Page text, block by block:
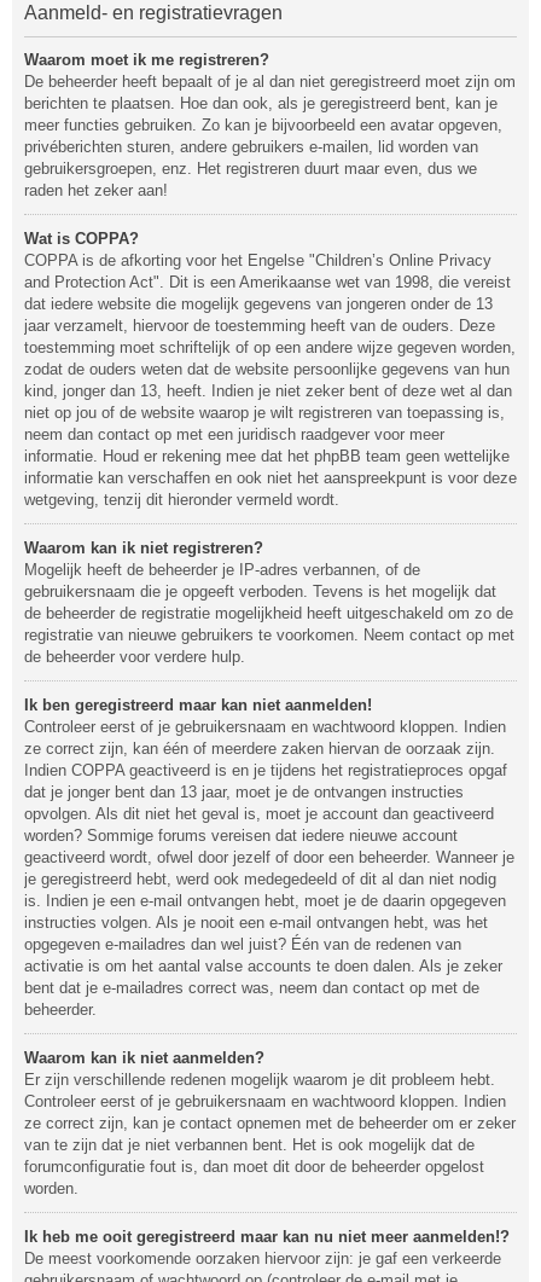
Aanmeld- en registratievragen
Waarom moet ik me registreren?
De beheerder heeft bepaalt of je al dan niet geregistreerd moet zijn om
berichten te plaatsen. Hoe dan ook, als je geregistreerd bent, kan je
meer functies gebruiken. Zo kan je bijvoorbeeld een avatar opgeven,
privéberichten sturen, andere gebruikers e-mailen, lid worden van
gebruikersgroepen, enz. Het registreren duurt maar even, dus we
raden het zeker aan!
Wat is COPPA?
COPPA is de afkorting voor het Engelse "Children’s Online Privacy
and Protection Act". Dit is een Amerikaanse wet van 1998, die vereist
dat iedere website die mogelijk gegevens van jongeren onder de 13
jaar verzamelt, hiervoor de toestemming heeft van de ouders. Deze
toestemming moet schriftelijk of op een andere wijze gegeven worden,
zodat de ouders weten dat de website persoonlijke gegevens van hun
kind, jonger dan 13, heeft. Indien je niet zeker bent of deze wet al dan
niet op jou of de website waarop je wilt registreren van toepassing is,
neem dan contact op met een juridisch raadgever voor meer
informatie. Houd er rekening mee dat het phpBB team geen wettelijke
informatie kan verschaffen en ook niet het aanspreekpunt is voor deze
wetgeving, tenzij dit hieronder vermeld wordt.
Waarom kan ik niet registreren?
Mogelijk heeft de beheerder je IP-adres verbannen, of de
gebruikersnaam die je opgeeft verboden. Tevens is het mogelijk dat
de beheerder de registratie mogelijkheid heeft uitgeschakeld om zo de
registratie van nieuwe gebruikers te voorkomen. Neem contact op met
de beheerder voor verdere hulp.
Ik ben geregistreerd maar kan niet aanmelden!
Controleer eerst of je gebruikersnaam en wachtwoord kloppen. Indien
ze correct zijn, kan één of meerdere zaken hiervan de oorzaak zijn.
Indien COPPA geactiveerd is en je tijdens het registratieproces opgaf
dat je jonger bent dan 13 jaar, moet je de ontvangen instructies
opvolgen. Als dit niet het geval is, moet je account dan geactiveerd
worden? Sommige forums vereisen dat iedere nieuwe account
geactiveerd wordt, ofwel door jezelf of door een beheerder. Wanneer je
je geregistreerd hebt, werd ook medegedeeld of dit al dan niet nodig
is. Indien je een e-mail ontvangen hebt, moet je de daarin opgegeven
instructies volgen. Als je nooit een e-mail ontvangen hebt, was het
opgegeven e-mailadres dan wel juist? Één van de redenen van
activatie is om het aantal valse accounts te doen dalen. Als je zeker
bent dat je e-mailadres correct was, neem dan contact op met de
beheerder.
Waarom kan ik niet aanmelden?
Er zijn verschillende redenen mogelijk waarom je dit probleem hebt.
Controleer eerst of je gebruikersnaam en wachtwoord kloppen. Indien
ze correct zijn, kan je contact opnemen met de beheerder om er zeker
van te zijn dat je niet verbannen bent. Het is ook mogelijk dat de
forumconfiguratie fout is, dan moet dit door de beheerder opgelost
worden.
Ik heb me ooit geregistreerd maar kan nu niet meer aanmelden!?
De meest voorkomende oorzaken hiervoor zijn: je gaf een verkeerde